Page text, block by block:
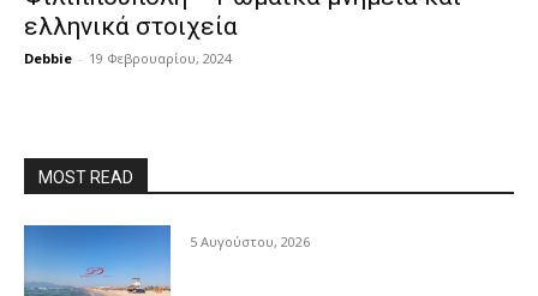
ελληνικά στοιχεία
Debbie - 19 Φεβρουαρίου, 2024
MOST READ
5 Αυγούστου, 2026